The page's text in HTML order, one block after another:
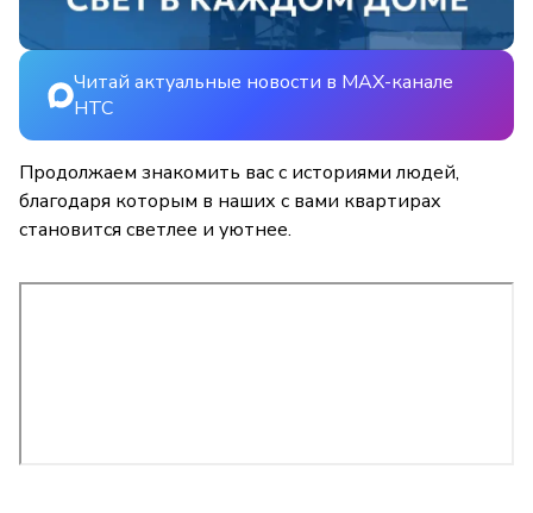
Читай актуальные новости в MAX-канале
НТС
Продолжаем знакомить вас с историями людей,
благодаря которым в наших с вами квартирах
становится светлее и уютнее.